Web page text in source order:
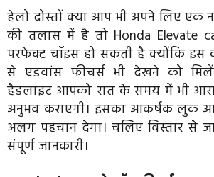
हेलो दोस्तों क्या आप भी अपने लिए एक
की तलास में है तो Honda
परफेक्ट चॉइस हो सकती है क्योंकि
से एडवांस फीचर्स भी देखने को
हैडलाइट आपको रात के समय में भी
अनुभव कराएगी। इसका आकर्षक लुक
अलग पहचान देगा। चलिए विस्तार से
संपूर्ण जानकारी।